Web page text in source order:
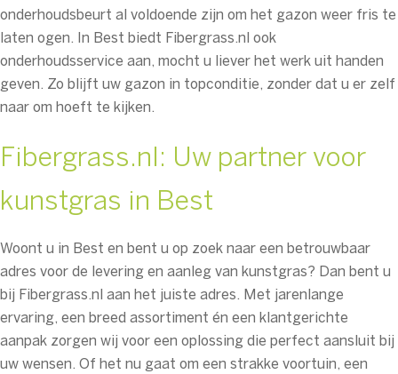
onderhoudsbeurt al voldoende zijn om het gazon weer fris te
laten ogen. In Best biedt Fibergrass.nl ook
onderhoudsservice aan, mocht u liever het werk uit handen
geven. Zo blijft uw gazon in topconditie, zonder dat u er zelf
naar om hoeft te kijken.
Fibergrass.nl: Uw partner voor
kunstgras in Best
Woont u in Best en bent u op zoek naar een betrouwbaar
adres voor de levering en aanleg van kunstgras? Dan bent u
bij Fibergrass.nl aan het juiste adres. Met jarenlange
ervaring, een breed assortiment én een klantgerichte
aanpak zorgen wij voor een oplossing die perfect aansluit bij
uw wensen. Of het nu gaat om een strakke voortuin, een